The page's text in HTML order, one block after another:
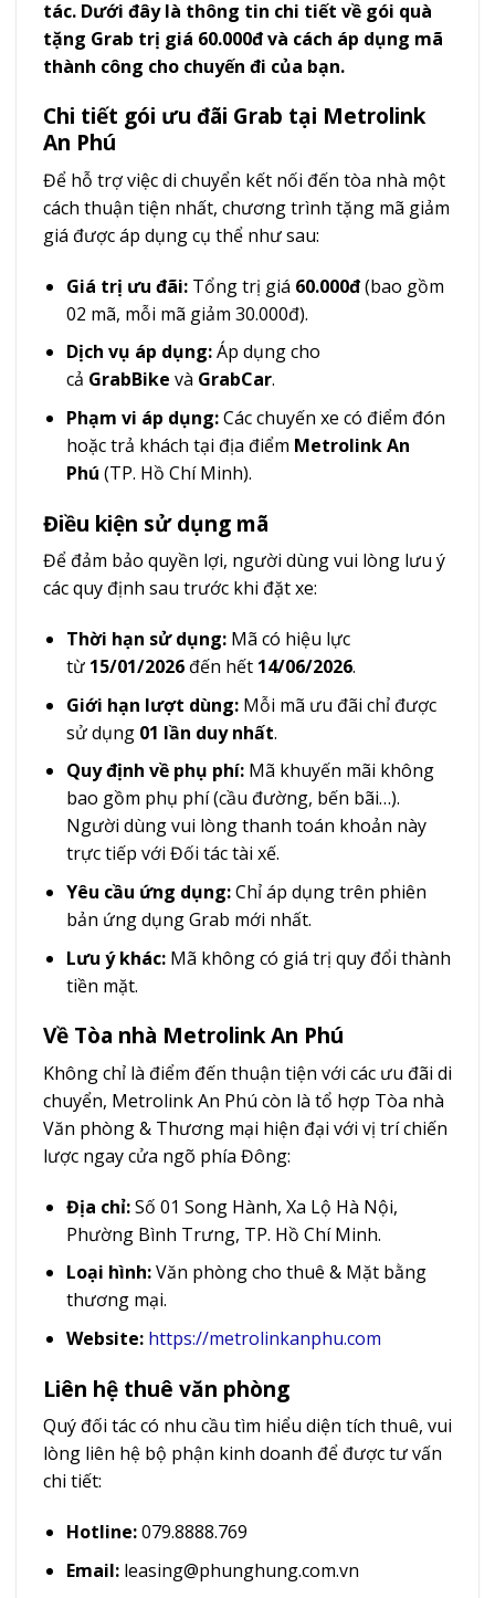
tác. Dưới đây là thông tin chi tiết về gói quà
tặng Grab trị giá 60.000đ và cách áp dụng mã
thành công cho chuyến đi của bạn.
Chi tiết gói ưu đãi Grab tại Metrolink
An Phú
Để hỗ trợ việc di chuyển kết nối đến tòa nhà một
cách thuận tiện nhất, chương trình tặng mã giảm
giá được áp dụng cụ thể như sau:
Giá trị ưu đãi:Tổng trị giá 60.000đ(bao gồm
02 mã, mỗi mã giảm 30.000đ).
Dịch vụ áp dụng:Áp dụng cho
cả GrabBike và GrabCar.
Phạm vi áp dụng:Các chuyến xe có điểm đón
hoặc trả khách tại địa điểm Metrolink An
Phú (TP. Hồ Chí Minh).
Điều kiện sử dụng mã
Để đảm bảo quyền lợi, người dùng vui lòng lưu ý
các quy định sau trước khi đặt xe:
Thời hạn sử dụng:Mã có hiệu lực
từ 15/01/2026đến hết 14/06/2026.
Giới hạn lượt dùng:Mỗi mã ưu đãi chỉ được
sử dụng 01 lần duy nhất.
Quy định về phụ phí:Mã khuyến mãi không
bao gồm phụ phí (cầu đường, bến bãi…).
Người dùng vui lòng thanh toán khoản này
trực tiếp với Đối tác tài xế.
Yêu cầu ứng dụng:Chỉ áp dụng trên phiên
bản ứng dụng Grab mới nhất.
Lưu ý khác:Mã không có giá trị quy đổi thành
tiền mặt.
Về Tòa nhà Metrolink An Phú
Không chỉ là điểm đến thuận tiện với các ưu đãi di
chuyển, Metrolink An Phú còn là tổ hợp Tòa nhà
Văn phòng & Thương mại hiện đại với vị trí chiến
lược ngay cửa ngõ phía Đông:
Địa chỉ:Số 01 Song Hành, Xa Lộ Hà Nội,
Phường Bình Trưng, TP. Hồ Chí Minh.
Loại hình:Văn phòng cho thuê & Mặt bằng
thương mại.
Website:https://metrolinkanphu.com
Liên hệ thuê văn phòng
Quý đối tác có nhu cầu tìm hiểu diện tích thuê, vui
lòng liên hệ bộ phận kinh doanh để được tư vấn
chi tiết:
Hotline:079.8888.769
Email:leasing@phunghung.com.vn